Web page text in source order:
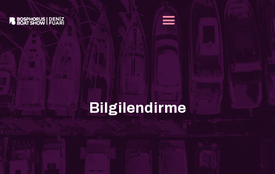
Bilgilendirme
FUAR
KATILIMCILAR
PARTNERLERIMIZ
İLETIŞIM